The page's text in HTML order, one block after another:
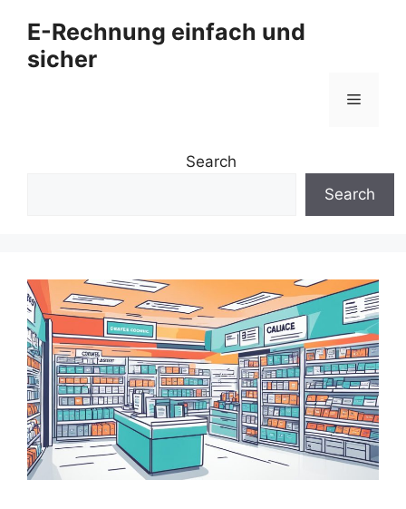
Inhalt
springen
E-Rechnung einfach und
sicher
Menü
Search
Search